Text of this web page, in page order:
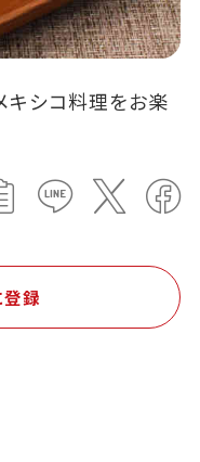
キシコ料理をお楽
登録